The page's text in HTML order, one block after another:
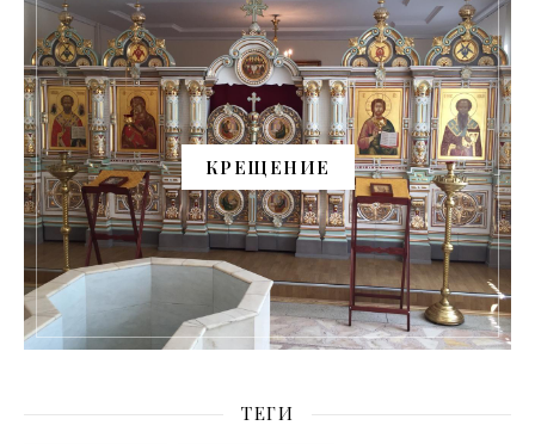
КРЕЩЕНИЕ
ТЕГИ